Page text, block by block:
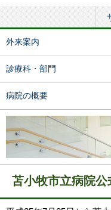
外来案内
診療科・部門
病院の概要
苫小牧市立病院